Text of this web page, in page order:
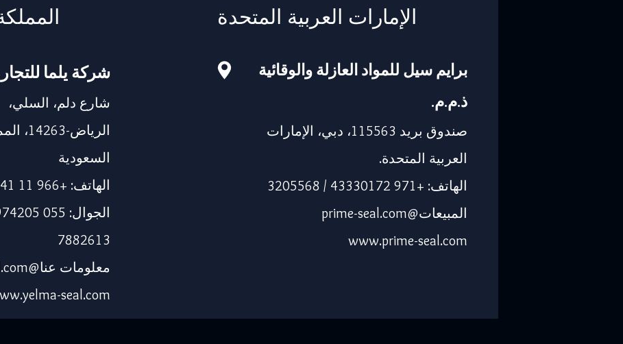
شركة يلما
شارع دلم، السلي،
الرياض-
السعودية
الهاتف: +966 11 241 1337
7882613
معلومات عنا@yelma-seal.com
seal.com
الإمارات العربية المتحدة
برايم سيل للمواد العازلة والوقائية
ذ.م.م.
صندوق بريد 115563، دبي، الإمارات
العربية المتحدة.
الهاتف: +971 43330172 / 3205568
المبيعات@prime-seal.com
www.prime-seal.com